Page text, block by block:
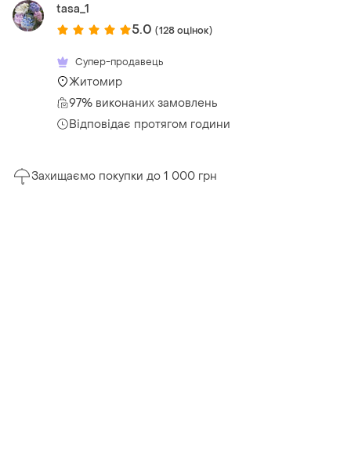
tasa_1
5.0 (128 оцінок)
Супер-продавець
Житомир
97% виконаних замовлень
Відповідає протягом години
Захищаємо покупки до 1 000 грн